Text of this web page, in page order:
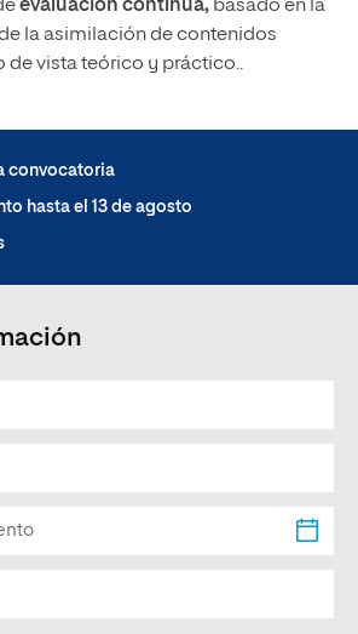
evaluación continua, basado en la
la asimilación de contenidos
de vista teórico y práctico..
convocatoria
hasta el 13 de agosto